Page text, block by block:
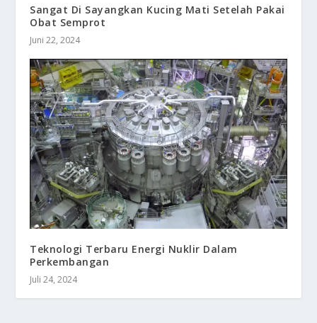
Sangat Di Sayangkan Kucing Mati Setelah Pakai
Obat Semprot
Juni 22, 2024
Teknologi Terbaru Energi Nuklir Dalam
Perkembangan
Juli 24, 2024